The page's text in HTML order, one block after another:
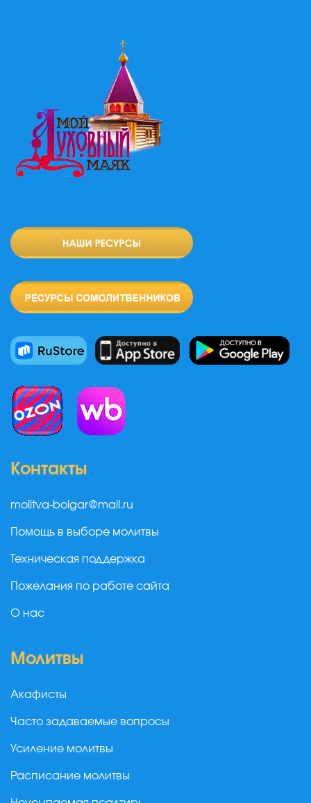
Контакты
molitva-bolgar@mail.ru
Помощь в выборе молитвы
Техническая поддержка
Пожелания по работе сайта
О нас
Молитвы
Акафисты
Часто задаваемые вопросы
Усиление молитвы
Расписание молитвы